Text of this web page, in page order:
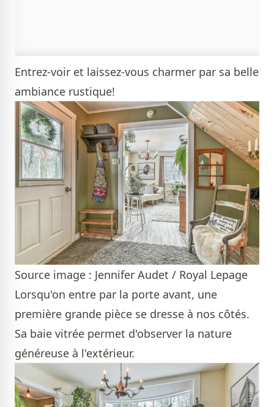
Entrez-voir et laissez-vous charmer par sa belle
ambiance rustique!
Source image : Jennifer Audet / Royal Lepage
Lorsqu'on entre par la porte avant, une
première grande pièce se dresse à nos côtés.
Sa baie vitrée permet d'observer la nature
généreuse à l'extérieur.